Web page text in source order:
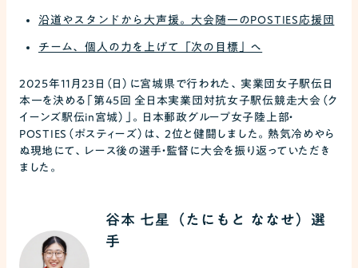
沿道やスタンドから大声援。大会随一のPOSTIES応援団
チーム、個人の力を上げて「次の目標」へ
2025年11月23日（日）に宮城県で行われた、実業団女子駅伝日
本一を決める「第45回 全日本実業団対抗女子駅伝競走大会（ク
イーンズ駅伝in宮城）」。日本郵政グループ女子陸上部・
POSTIES（ポスティーズ）は、2位と健闘しました。熱気冷めやら
ぬ現地にて、レース後の選手・監督に大会を振り返っていただき
ました。
谷本 七星（たにもと ななせ）選
手